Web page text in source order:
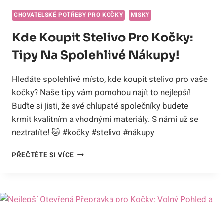
CHOVATELSKÉ POTŘEBY PRO KOČKY MISKY
Kde Koupit Stelivo Pro Kočky:
Tipy Na Spolehlivé Nákupy!
Hledáte spolehlivé místo, kde koupit stelivo pro vaše
kočky? Naše tipy vám pomohou najít to nejlepší!
Buďte si jisti, že své chlupaté společníky budete
krmit kvalitním a vhodnými materiály. S námi už se
neztratíte! 🐱 #kočky #stelivo #nákupy
PŘEČTĚTE SI VÍCEKDE
KOČKY: